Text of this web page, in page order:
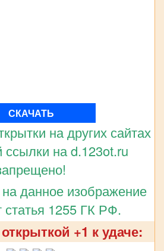
СКАЧАТЬ
на других сайтах
ссылки на d.123ot.ru
данное изображение
1255 ГК РФ.
+1 к удаче: